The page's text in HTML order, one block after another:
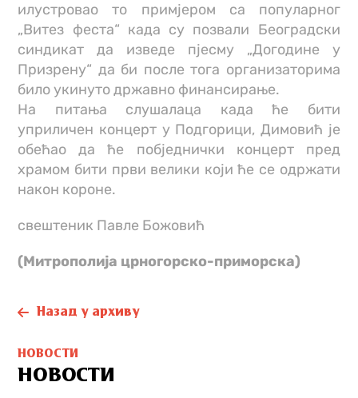
илустровао то примјером са популарног
„Витез феста“ када су позвали Београдски
синдикат да изведе пјесму „Догодине у
Призрену“ да би после тога организаторима
било укинуто државно финансирање.
На питања слушалаца када ће бити
уприличен концерт у Подгорици, Димовић је
обећао да ће побједнички концерт пред
храмом бити први велики који ће се одржати
након короне.
свештеник Павле Божовић
(Митрополија црногорско-приморска)
Назад у архиву
НОВОСТИ
НОВОСТИ